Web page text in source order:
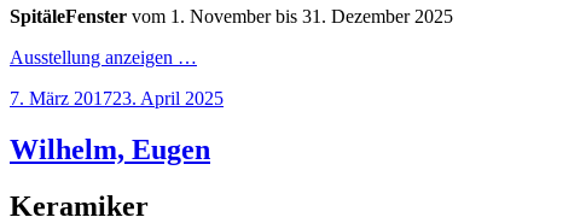
SpitäleFenster vom 1. November bis 31. Dezember 2025
Ausstellung anzeigen …
Veröffentlicht
7. März 201723. April 2025
Wilhelm, Eugen
Keramiker